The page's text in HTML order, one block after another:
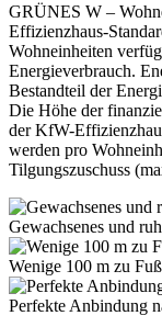
GRÜNES W –
Effizienzhaus-
Wohneinheiten
Energieverbrauch.
Bestand­teil der
Die Höhe der
der KfW-
werden pro
Tilgungszuschuss
Gewachsenes und
Wenige 100 m zu
Perfekte Anbindung